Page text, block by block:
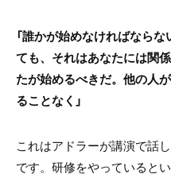
「誰かが始めなければなら
ても、それはあなたには関
たが始めるべきだ。他の人
ることなく」
これはアドラーが講演で話
です。研修をやっていると